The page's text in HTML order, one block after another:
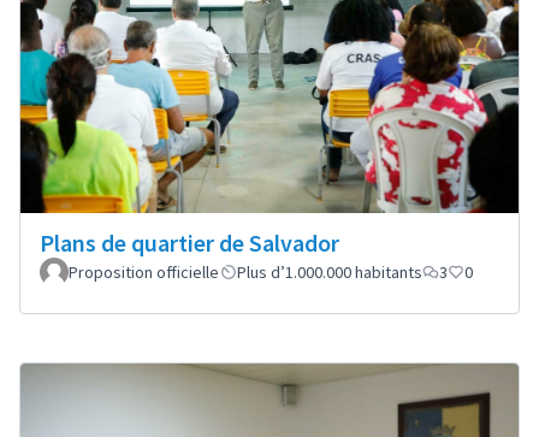
Plans de quartier de Salvador
Proposition officielle Plus d’1.000.000 habitants 3 0